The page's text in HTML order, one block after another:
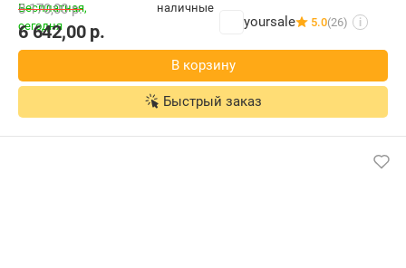
6 642,00р.
8 170,00р.
yoursale 5.0(26) i
В корзину
Быстрый заказ